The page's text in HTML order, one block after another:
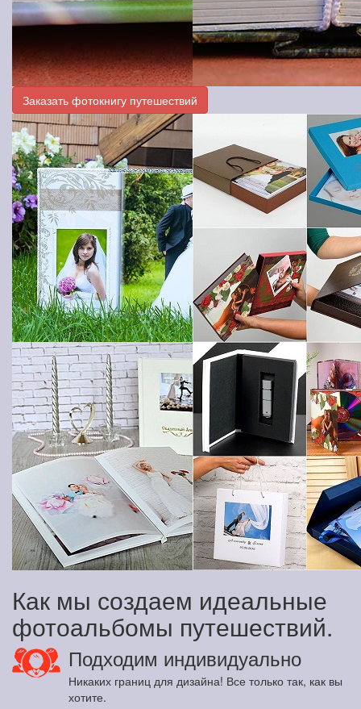
Заказать фотокнигу путешествий
Как мы создаем идеальные
фотоальбомы путешествий.
Подходим индивидуально
Никаких границ для дизайна! Все только так, как вы
хотите.